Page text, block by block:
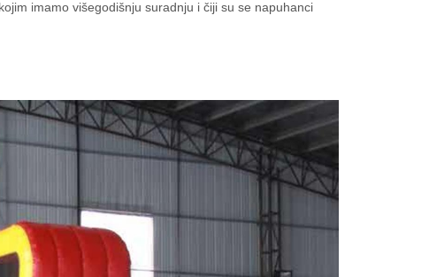
imamo višegodišnju suradnju i čiji su se napuhanci